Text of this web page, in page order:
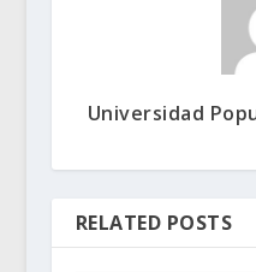
Universidad
RELATED POSTS